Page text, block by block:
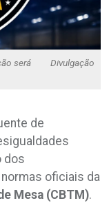
será
Divulgação
de
dos
oficiais da
Mesa (CBTM).